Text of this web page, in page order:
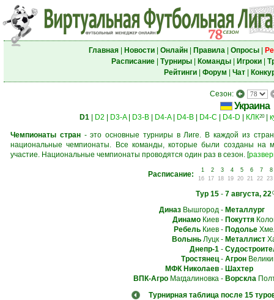
Главная| Новости| Онлайн| Правила| Опросы|
Расписание| Турниры| Команды| Игроки|
Рейтинги| Форум Чат|
Сезон:
Украина
D1| D2 D3-A| D3-B| D4-A| D4-B| D4-C D4-D КЛК20|
Чемпионаты стран- это основные турниры в Лиге. В каждой из
национальные чемпионаты. Все команды, которые были созданы на
участие. Национальные чемпионаты проводятся один раз в сезон. [
Расписание: 1 2 3 4 5 6 7
8
16
17 18 19 20 21 22 23
Тур 15- 7 августа, 22
ДиназВышгород- Металлург
ДинамоКиев- Покуття
РебельКиев- Подолье
ВолыньЛуцк- Металлист
Днепр-1-
Тростянец- Агрон
МФК Николаев- Шахтер
ВПК-АгроМагдалиновка- Ворскла
Турнирная таблица после 15